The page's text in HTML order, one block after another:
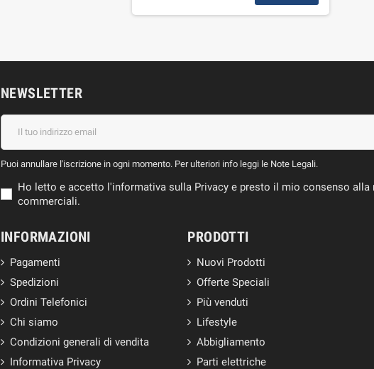
NEWSLETTER
Puoi annullare l'iscrizione in ogni momento. Per ulteriori info leggi le Note Legali.
Ho letto e accetto l'informativa sulla Privacy e presto il mio consenso alla
commerciali.
INFORMAZIONI
Pagamenti
Spedizioni
Ordini Telefonici
Chi siamo
Condizioni generali di vendita
Informativa Privacy
PRODOTTI
Nuovi Prodotti
Offerte Speciali
Più venduti
Lifestyle
Abbigliamento
Parti elettriche